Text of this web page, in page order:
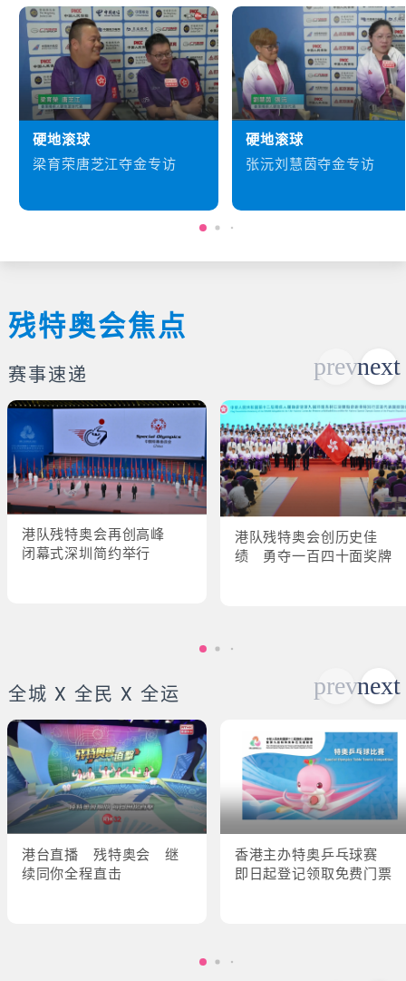
硬地滚球
梁育荣唐芝江夺金专访
硬地滚球
张沅刘慧茵夺金专访
残特奥会焦点
赛事速递
港队残特奥会再创高峰
闭幕式深圳简约举行
港队残特奥会创历史佳
绩 勇夺一百四十面奖牌
全城 X 全民 X 全运
港台直播 残特奥会 继
续同你全程直击
香港主办特奥乒乓球赛
即日起登记领取免费门票